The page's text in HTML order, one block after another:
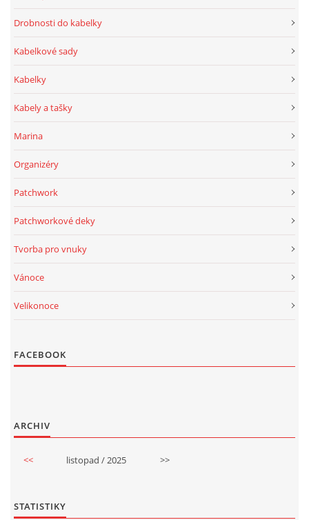
Drobnosti do kabelky
Kabelkové sady
Kabelky
Kabely a tašky
Marina
Organizéry
Patchwork
Patchworkové deky
Tvorba pro vnuky
Vánoce
Velikonoce
FACEBOOK
ARCHIV
<< listopad / 2025 >>
STATISTIKY